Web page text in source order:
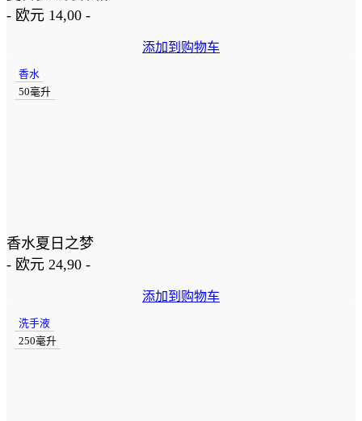
- 欧元 14,00 -
添加到购物车
香水
50毫升
香水夏日之梦
- 欧元 24,90 -
添加到购物车
洗手液
250毫升